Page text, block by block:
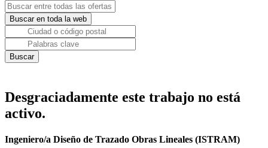
Desgraciadamente este trabajo no está
activo.
Ingeniero/a Diseño de Trazado Obras Lineales (ISTRAM)